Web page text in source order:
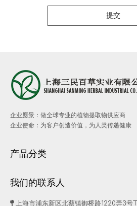
提交
企业愿景：做全球专业的植物提取物供应商
企业使命：为客户创造价值，为人类传递健康
产品分类
我们的联系人
上海市浦东新区北蔡镇御桥路1220弄3号